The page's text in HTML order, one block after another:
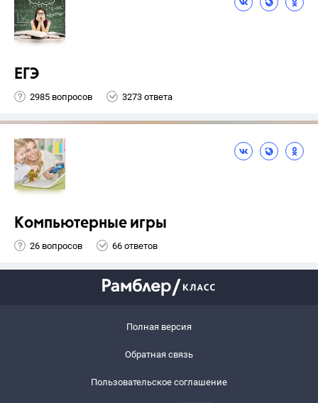
ЕГЭ
2985 вопросов 3273 ответа
Компьютерные игры
26 вопросов 66 ответов
Полная версия
Обратная связь
Пользовательское соглашение